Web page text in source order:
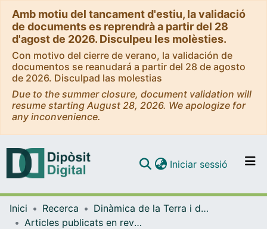
Amb motiu del tancament d'estiu, la validació
de documents es reprendrà a partir del 28
d'agost de 2026. Disculpeu les molèsties.
Con motivo del cierre de verano, la validación de
documentos se reanudará a partir del 28 de agosto
de 2026. Disculpad las molestias
Due to the summer closure, document validation will
resume starting August 28, 2026. We apologize for
any inconvenience.
Navega per tot el DD
Iniciar sessió (current)
Inici Recerca
Dinàmica de la Terra i de l'Oceà
Articles publicats en revistes (Dinàmica de la Terra i l'Oceà)